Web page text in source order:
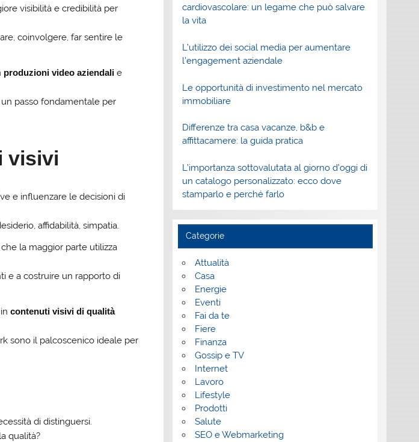
visibilità e credibilità per
coinvolgere, far sentire le
produzioni video aziendali e
passo fondamentale per
visivi
e influenzare le decisioni di
affidabilità, simpatia.
la maggior parte utilizza
e a costruire un rapporto di
incontenuti visivi di qualità
sono il palcoscenico ideale per
di distinguersi.
qualità?
cardiovascolare: un legame che può salvare
la vita
L’utilizzo dei social media per aumentare
l’engagement aziendale
Le opportunità di investimento nel mercato
immobiliare
Differenze tra casa vacanze, b&b e
affittacamere: la guida pratica
L’importanza sottovalutata al giorno d’oggi di
un catalogo personalizzato: ecco dove
stamparlo e perché farlo
Categorie
Attualità
Casa
Energie
Eventi
Fai da te
Fiere
Finanza
Gossip e TV
Internet
Lavoro
Lifestyle
Prodotti
Salute
SEO e Webmarketing